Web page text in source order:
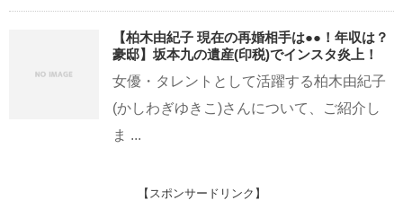
【柏木由紀子 現在の再婚相手は●●！年収は？
豪邸】坂本九の遺産(印税)でインスタ炎上！
女優・タレントとして活躍する柏木由紀子
(かしわぎゆきこ)さんについて、ご紹介し
ま ...
【スポンサードリンク】